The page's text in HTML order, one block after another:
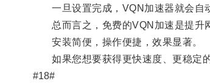
一旦设置完成，VQN加速器就会自动
总而言之，免费的VQN加速是提升
安装简便，操作便捷，效果显著。
如果您想要获得更快速度、更稳定的
#18#